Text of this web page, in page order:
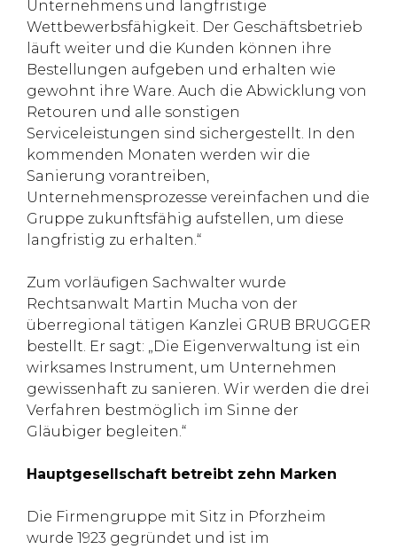
Unternehmens und langfristige
Wettbewerbsfähigkeit. Der Geschäftsbetrieb
läuft weiter und die Kunden können ihre
Bestellungen aufgeben und erhalten wie
gewohnt ihre Ware. Auch die Abwicklung von
Retouren und alle sonstigen
Serviceleistungen sind sichergestellt. In den
kommenden Monaten werden wir die
Sanierung vorantreiben,
Unternehmensprozesse vereinfachen und die
Gruppe zukunftsfähig aufstellen, um diese
langfristig zu erhalten.“
Zum vorläufigen Sachwalter wurde
Rechtsanwalt Martin Mucha von der
überregional tätigen Kanzlei GRUB BRUGGER
bestellt. Er sagt: „Die Eigenverwaltung ist ein
wirksames Instrument, um Unternehmen
gewissenhaft zu sanieren. Wir werden die drei
Verfahren bestmöglich im Sinne der
Gläubiger begleiten.“
Hauptgesellschaft betreibt zehn Marken
Die Firmengruppe mit Sitz in Pforzheim
wurde 1923 gegründet und ist im